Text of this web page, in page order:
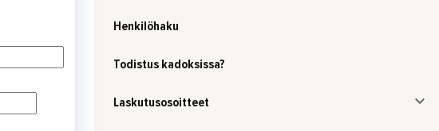
Henkilöhaku
Todistus kadoksissa?
Laskutusosoitteet